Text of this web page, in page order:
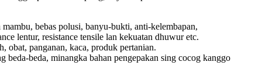
bebas polusi, banyu-bukti, anti-kelembapan,
lentur, resistance tensile lan kekuatan dhuwur etc.
obat, panganan, kaca, produk pertanian.
beda, minangka bahan pengepakan sing cocog kanggo